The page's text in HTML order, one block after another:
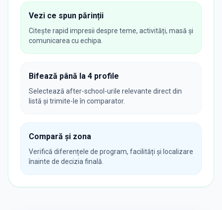
Vezi ce spun părinții
Citește rapid impresii despre teme, activități, masă și
comunicarea cu echipa.
Bifează până la 4 profile
Selectează after-school-urile relevante direct din
listă și trimite-le în comparator.
Compară și zona
Verifică diferențele de program, facilități și localizare
înainte de decizia finală.